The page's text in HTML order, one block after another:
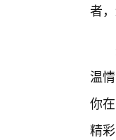
者
温
你
精